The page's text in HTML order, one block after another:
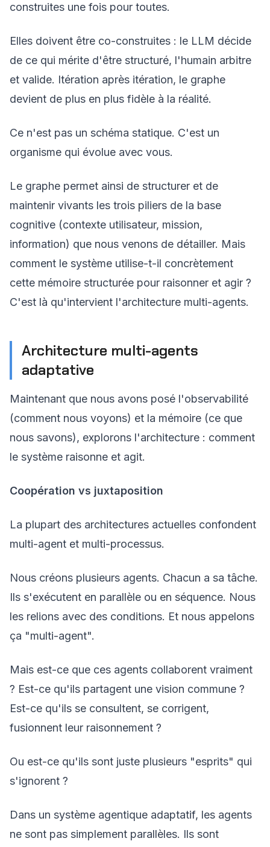
construites une fois pour toutes.
Elles doivent être co-construites : le LLM décide
de ce qui mérite d'être structuré, l'humain arbitre
et valide. Itération après itération, le graphe
devient de plus en plus fidèle à la réalité.
Ce n'est pas un schéma statique. C'est un
organisme qui évolue avec vous.
Le graphe permet ainsi de structurer et de
maintenir vivants les trois piliers de la base
cognitive (contexte utilisateur, mission,
information) que nous venons de détailler. Mais
comment le système utilise-t-il concrètement
cette mémoire structurée pour raisonner et agir ?
C'est là qu'intervient l'architecture multi-agents.
Architecture multi-agents
adaptative
Maintenant que nous avons posé l'observabilité
(comment nous voyons) et la mémoire (ce que
nous savons), explorons l'architecture : comment
le système raisonne et agit.
Coopération vs juxtaposition
La plupart des architectures actuelles confondent
multi-agent et multi-processus.
Nous créons plusieurs agents. Chacun a sa tâche.
Ils s'exécutent en parallèle ou en séquence. Nous
les relions avec des conditions. Et nous appelons
ça "multi-agent".
Mais est-ce que ces agents collaborent vraiment
? Est-ce qu'ils partagent une vision commune ?
Est-ce qu'ils se consultent, se corrigent,
fusionnent leur raisonnement ?
Ou est-ce qu'ils sont juste plusieurs "esprits" qui
s'ignorent ?
Dans un système agentique adaptatif, les agents
ne sont pas simplement parallèles. Ils sont